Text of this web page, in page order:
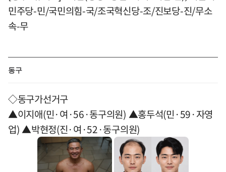
민주당-민/국민의힘-국/조국혁신당-조/진보당-진/무소
속-무
동구
◇동구가선거구
▲이지애(민·여·56·동구의원) ▲홍두석(민·59·자영
업) ▲박현정(진·여·52·동구의원)